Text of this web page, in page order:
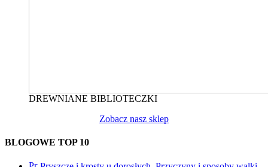
DREWNIANE BIBLIOTECZKI
Zobacz nasz sklep
BLOGOWE TOP 10